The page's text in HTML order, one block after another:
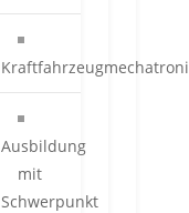
Ausbildung
mit
Schwerpunkt